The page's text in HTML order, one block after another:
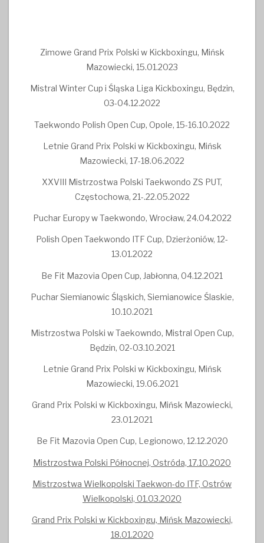
Zimowe Grand Prix Polski w Kickboxingu, Mińsk
Mazowiecki, 15.01.2023
Mistral Winter Cup i Śląska Liga Kickboxingu, Będzin,
03-04.12.2022
Taekwondo Polish Open Cup, Opole, 15-16.10.2022
Letnie Grand Prix Polski w Kickboxingu, Mińsk
Mazowiecki, 17-18.06.2022
XXVIII Mistrzostwa Polski Taekwondo ZS PUT,
Częstochowa, 21-.22.05.2022
Puchar Europy w Taekwondo, Wrocław, 24.04.2022
Polish Open Taekwondo ITF Cup, Dzierżoniów, 12-
13.01.2022
Be Fit Mazovia Open Cup, Jabłonna, 04.12.2021
Puchar Siemianowic Śląskich, Siemianowice Ślaskie,
10.10.2021
Mistrzostwa Polski w Taekowndo, Mistral Open Cup,
Będzin, 02-03.10.2021
Letnie Grand Prix Polski w Kickboxingu, Mińsk
Mazowiecki, 19.06.2021
Grand Prix Polski w Kickboxingu, Mińsk Mazowiecki,
23.01.2021
Be Fit Mazovia Open Cup, Legionowo, 12.12.2020
Mistrzostwa Polski Północnej, Ostróda, 17.10.2020
Mistrzostwa Wielkopolski Taekwon-do ITF, Ostrów
Wielkopolski, 01.03.2020
Grand Prix Polski w Kickboxingu, Mińsk Mazowiecki,
18.01.2020